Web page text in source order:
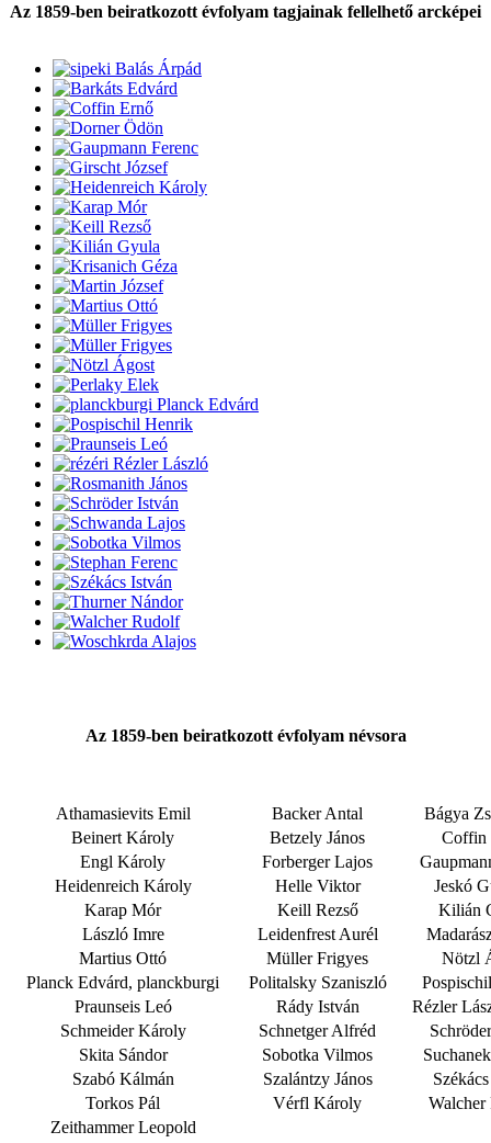
Az 1859-ben beiratkozott évfolyam tagjainak fellelhető arcképei
Az 1859-ben beiratkozott évfolyam névsora
Athamasievits Emil Backer Antal
Bágya
Beinert Károly
Betzely János
Coffin
Engl Károly
Forberger Lajos
Heidenreich Károly
Helle Viktor
Jeskó
Karap Mór
Keill Rezső
Kilián
László Imre
Leidenfrest Aurél
Martius Ottó
Müller Frigyes
Nötzl
Planck Edvárd, planckburgi
Politalsky Szaniszló
Praunseis Leó
Rády István
Rézler
Schmeider Károly
Schnetger Alfréd
Skita Sándor
Sobotka Vilmos
Szabó Kálmán
Szalántzy János
Torkos Pál
Vérfl Károly
Zeithammer Leopold